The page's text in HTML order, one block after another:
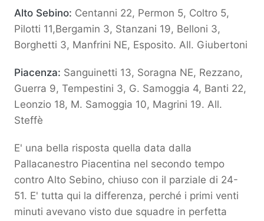
Alto Sebino: Centanni 22, Permon 5, Coltro 5,
Pilotti 11,Bergamin 3, Stanzani 19, Belloni 3,
Borghetti 3, Manfrini NE, Esposito. All. Giubertoni
Piacenza: Sanguinetti 13, Soragna NE, Rezzano,
Guerra 9, Tempestini 3, G. Samoggia 4, Banti 22,
Leonzio 18, M. Samoggia 10, Magrini 19. All.
Steffè
E' una bella risposta quella data dalla
Pallacanestro Piacentina nel secondo tempo
contro Alto Sebino, chiuso con il parziale di 24-
51. E' tutta qui la differenza, perché i primi venti
minuti avevano visto due squadre in perfetta